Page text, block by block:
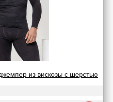
из вискозы с шерстью